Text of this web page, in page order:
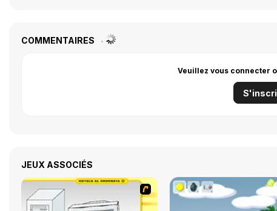
COMMENTAIRES
Veuillez vous connecter
JEUX ASSOCIÉS